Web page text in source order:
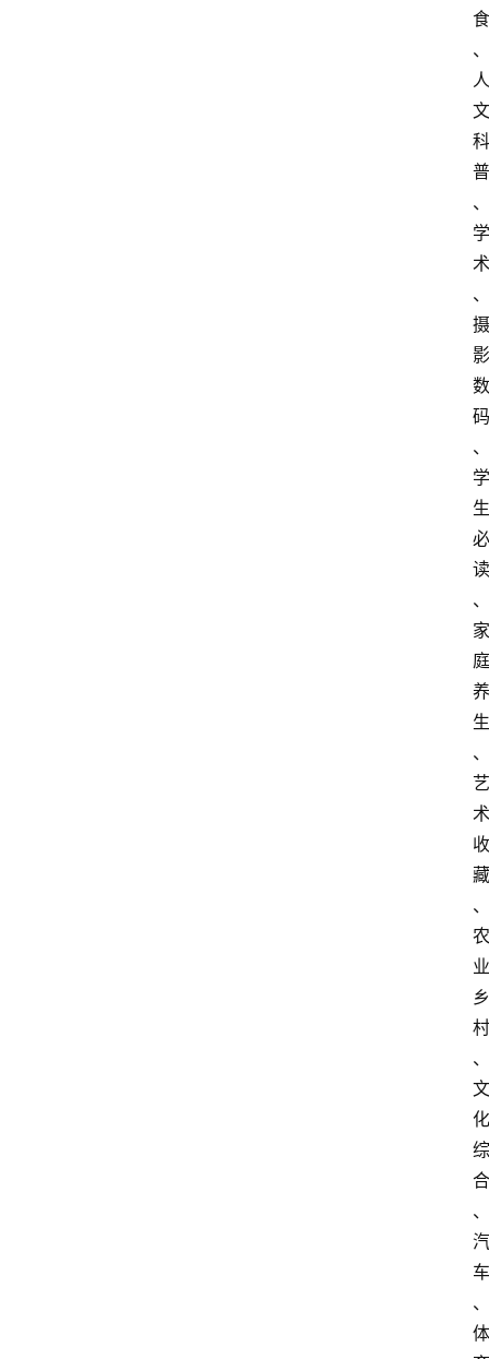
食
、
人
文
科
普
、
学
术
、
摄
影
数
码
、
学
生
必
读
、
家
庭
养
生
、
艺
术
收
藏
、
农
业
乡
村
、
文
化
综
合
、
汽
车
、
体